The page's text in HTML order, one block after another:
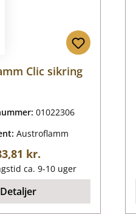
Clic sikring
01022306
Austroflamm
pris:
kr.
ca. 9-10 uger
Detaljer